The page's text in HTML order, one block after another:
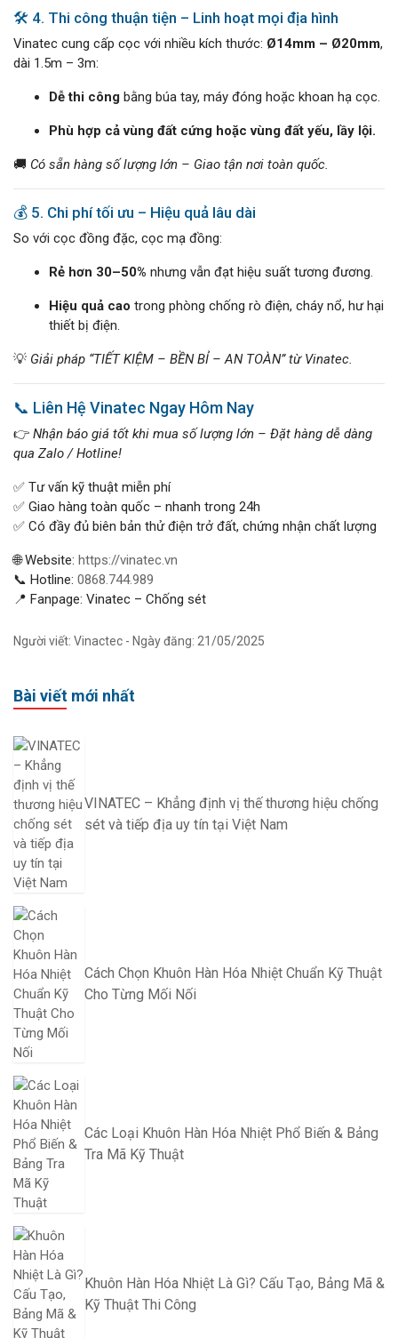
🛠️ 4. Thi công thuận tiện – Linh hoạt mọi địa hình
Vinatec cung cấp cọc với nhiều kích thước: Ø14mm – Ø20mm,
dài 1.5m – 3m:
Dễ thi công bằng búa tay, máy đóng hoặc khoan hạ cọc.
Phù hợp cả vùng đất cứng hoặc vùng đất yếu, lầy lội.
🚚 Có sẵn hàng số lượng lớn – Giao tận nơi toàn quốc.
💰 5. Chi phí tối ưu – Hiệu quả lâu dài
So với cọc đồng đặc, cọc mạ đồng:
Rẻ hơn 30–50% nhưng vẫn đạt hiệu suất tương đương.
Hiệu quả cao trong phòng chống rò điện, cháy nổ, hư hại
thiết bị điện.
💡 Giải pháp “TIẾT KIỆM – BỀN BỈ – AN TOÀN” từ Vinatec.
📞 Liên Hệ Vinatec Ngay Hôm Nay
👉 Nhận báo giá tốt khi mua số lượng lớn – Đặt hàng dễ dàng
qua Zalo / Hotline!
✅ Tư vấn kỹ thuật miễn phí
✅ Giao hàng toàn quốc – nhanh trong 24h
✅ Có đầy đủ biên bản thử điện trở đất, chứng nhận chất lượng
🌐 Website: https://vinatec.vn
📞 Hotline: 0868.744.989
📍 Fanpage: Vinatec – Chống sét
Người viết: Vinactec - Ngày đăng: 21/05/2025
Bài viết mới nhất
VINATEC – Khẳng định vị thế thương hiệu chống
sét và tiếp địa uy tín tại Việt Nam
Cách Chọn Khuôn Hàn Hóa Nhiệt Chuẩn Kỹ Thuật
Cho Từng Mối Nối
Các Loại Khuôn Hàn Hóa Nhiệt Phổ Biến & Bảng
Tra Mã Kỹ Thuật
Khuôn Hàn Hóa Nhiệt Là Gì? Cấu Tạo, Bảng Mã &
Kỹ Thuật Thi Công